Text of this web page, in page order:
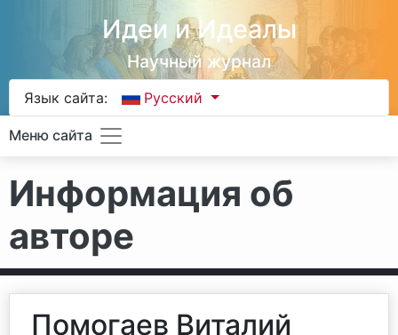
Идеи и Идеалы
Научный журнал
Язык сайта: Русский
Меню сайта
Информация об
авторе
Помогаев Виталий